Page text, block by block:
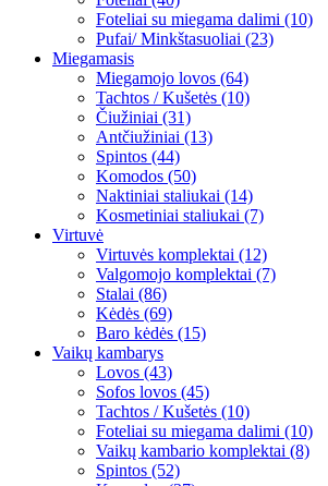
Foteliai su miegama dalimi (10)
Pufai/ Minkštasuoliai (23)
Miegamasis
Miegamojo lovos (64)
Tachtos / Kušetės (10)
Čiužiniai (31)
Antčiužiniai (13)
Spintos (44)
Komodos (50)
Naktiniai staliukai (14)
Kosmetiniai staliukai (7)
Virtuvė
Virtuvės komplektai (12)
Valgomojo komplektai (7)
Stalai (86)
Kėdės (69)
Baro kėdės (15)
Vaikų kambarys
Lovos (43)
Sofos lovos (45)
Tachtos / Kušetės (10)
Foteliai su miegama dalimi (10)
Vaikų kambario komplektai (8)
Spintos (52)